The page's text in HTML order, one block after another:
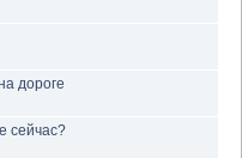
дороге
сейчас?